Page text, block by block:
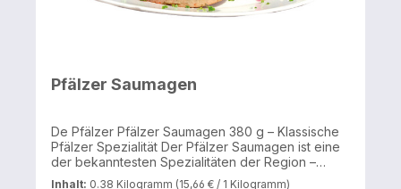
Pfälzer Saumagen
De Pfälzer Pfälzer Saumagen 380 g – Klassische
Pfälzer Spezialität Der Pfälzer Saumagen ist eine
der bekanntesten Spezialitäten der Region –
herzhaft, würzig und voller traditioneller
Inhalt: 0.38 Kilogramm (15,66 € / 1 Kilogramm)